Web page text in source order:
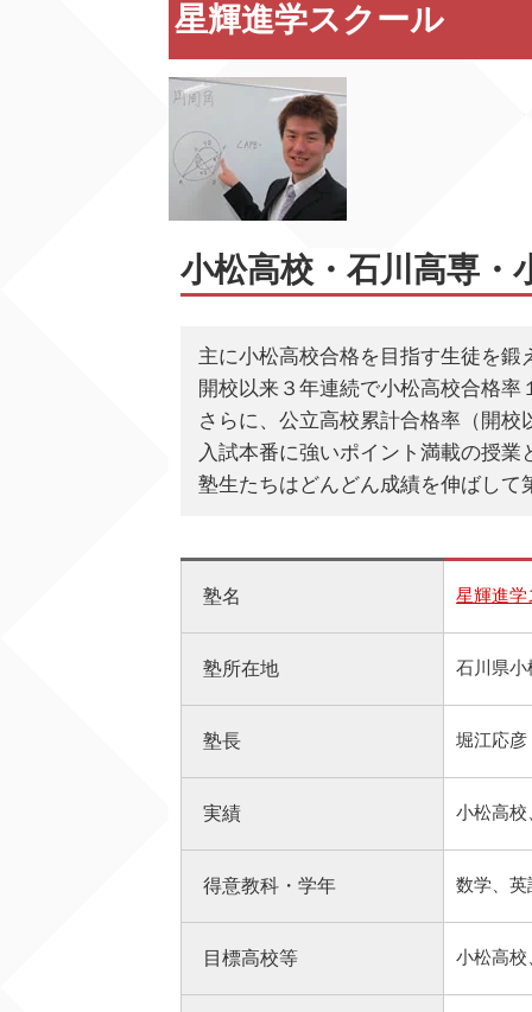
星輝進学スクール
小松高校・石川高専・
主に小松高校合格を目指す生徒を鍛
開校以来３年連続で小松高校合格率
さらに、公立高校累計合格率（開
入試本番に強いポイント満載の授
塾生たちはどんどん成績を伸ばし
塾名 星輝進学
塾所在地 石川県
塾長 堀江応彦
実績 小松高
得意教科・学年 数学、英
目標高校等 小松高校